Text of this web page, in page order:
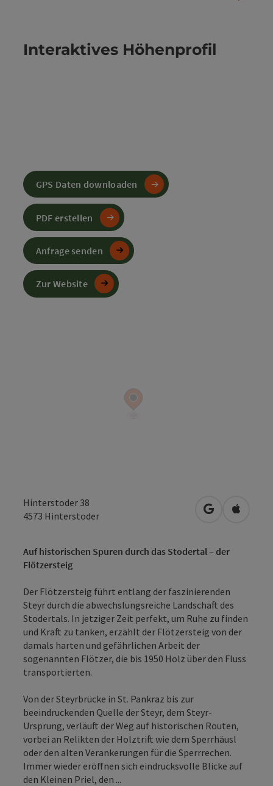
Hinterstoder 38
4573 Hinterstoder in Google
in
Auf historischen Spuren durch das Stodertal – der
Flötzersteig
Der Flötzersteig führt entlang der faszinierenden
Steyr durch die abwechslungsreiche Landschaft des
Stodertals. In jetziger Zeit perfekt, um Ruhe zu finden
und Kraft zu tanken, erzählt der Flötzersteig von der
damals harten und gefährlichen Arbeit der
sogenannten Flötzer, die bis 1950 Holz über den Fluss
transportierten.
Von der Steyrbrücke in St. Pankraz bis zur
beeindruckenden Quelle der Steyr, dem Steyr-
Ursprung, verläuft der Weg auf historischen Routen,
vorbei an Relikten der Holztrift wie dem Sperrhäusl
oder den alten Verankerungen für die Sperrrechen.
Immer wieder eröffnen sich eindrucksvolle Blicke auf
den Kleinen Priel, den ...
Interaktives Höhenprofil
GPS Daten downloaden
PDF erstellen
Anfrage senden
Zur Website